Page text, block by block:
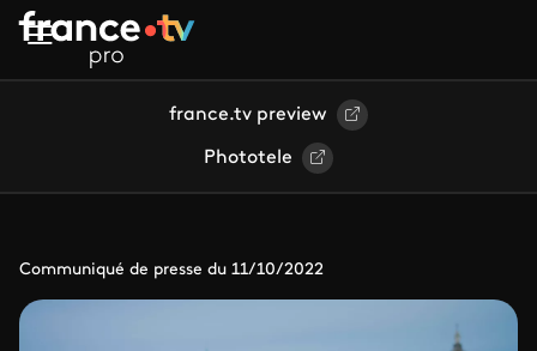
Aller au contenu principal
france.tv preview
Phototele
Communiqué de presse du 11/10/2022